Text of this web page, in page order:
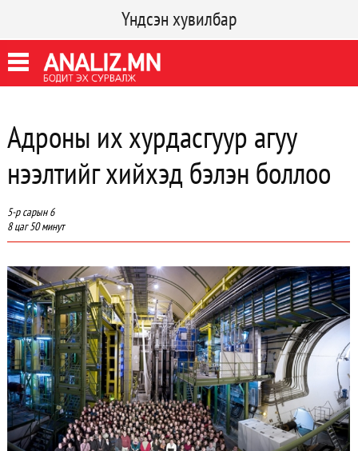
Үндсэн хувилбар
Адроны их хурдасгуур агуу
нээлтийг хийхэд бэлэн боллоо
5-р сарын 6
8 цаг 50 минут